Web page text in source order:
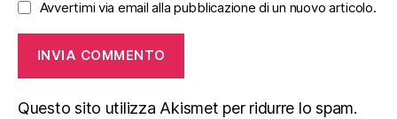
Avvertimi via email alla pubblicazione di un nuovo articolo.
Questo sito utilizza Akismet per ridurre lo spam.